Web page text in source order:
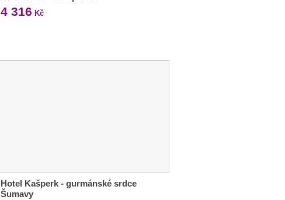
4 316 Kč
Hotel Kašperk - gurmánské srdce
Šumavy